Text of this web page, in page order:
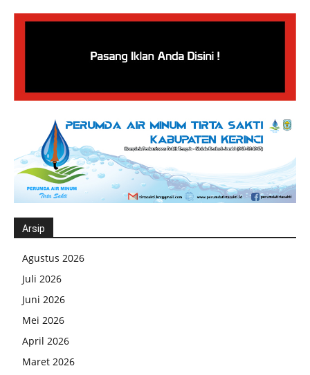
Arsip
Agustus 2026
Juli 2026
Juni 2026
Mei 2026
April 2026
Maret 2026